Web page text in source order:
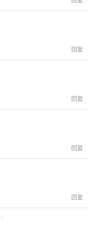
回复
回复
回复
回复
员或者提升权
6位以上